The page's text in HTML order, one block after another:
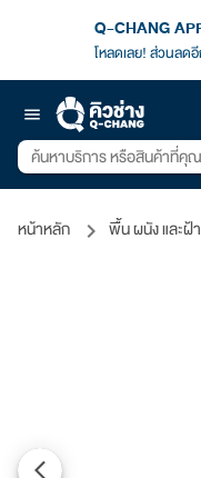
Q-CHANG
โหลดเลย! ส่วนล
menu
หน้าหลัก พื้น ผนัง และฝ้